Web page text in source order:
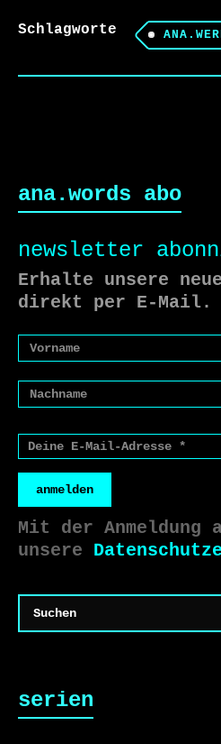
Schlagworte
ana.words abo
newsletter
Erhalte unsere
direkt per E-Mail.
anmelden
Mit der Anmeldung
unsere
serien